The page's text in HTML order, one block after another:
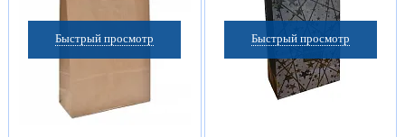
Быстрый просмотр Быстрый просмотр